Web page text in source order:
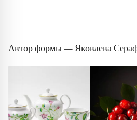
Автор формы — Яковлева